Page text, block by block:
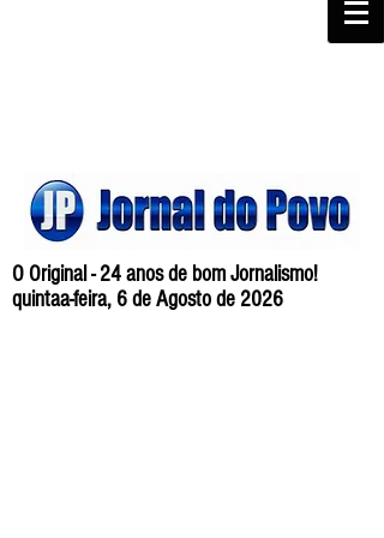
O Original - 24 anos de bom Jornalismo!
quintaa-feira, 6 de Agosto de 2026